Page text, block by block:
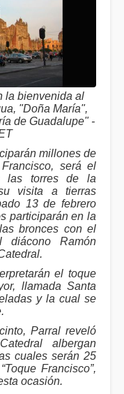
la bienvenida al
"Doña María",
de Guadalupe" -
millones de
será el
las torres de la
visita a tierras
13 de febrero
participarán en la
bronces con el
diácono Ramón
el toque
llamada Santa
y la cual se
Parral reveló
albergan
cuales serán 25
Francisco”,
ocasión.